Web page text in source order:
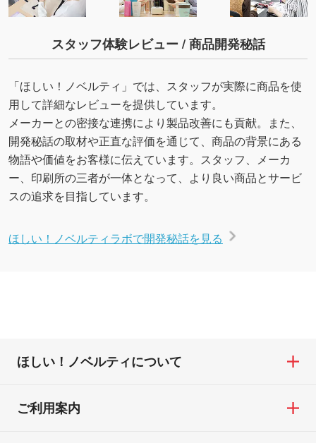
スタッフ体験レビュー / 商品開発秘話
「ほしい！ノベルティ」では、スタッフが実際に商品を使
用して詳細なレビューを提供しています。
メーカーとの密接な連携により製品改善にも貢献。また、
開発秘話の取材や正直な評価を通じて、商品の背景にある
物語や価値をお客様に伝えています。スタッフ、メーカ
ー、印刷所の三者が一体となって、より良い商品とサービ
スの追求を目指しています。
ほしい！ノベルティラボで開発秘話を見る
ほしい！ノベルティについて
ご利用案内